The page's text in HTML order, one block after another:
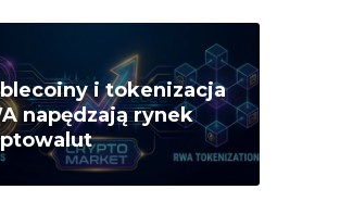
i tokenizacja
napędzają rynek